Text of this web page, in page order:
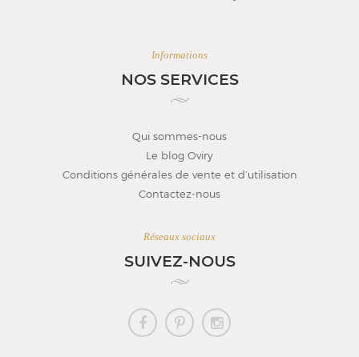
Informations
NOS SERVICES
Qui sommes-nous
Le blog Oviry
Conditions générales de vente et d’utilisation
Contactez-nous
Réseaux sociaux
SUIVEZ-NOUS